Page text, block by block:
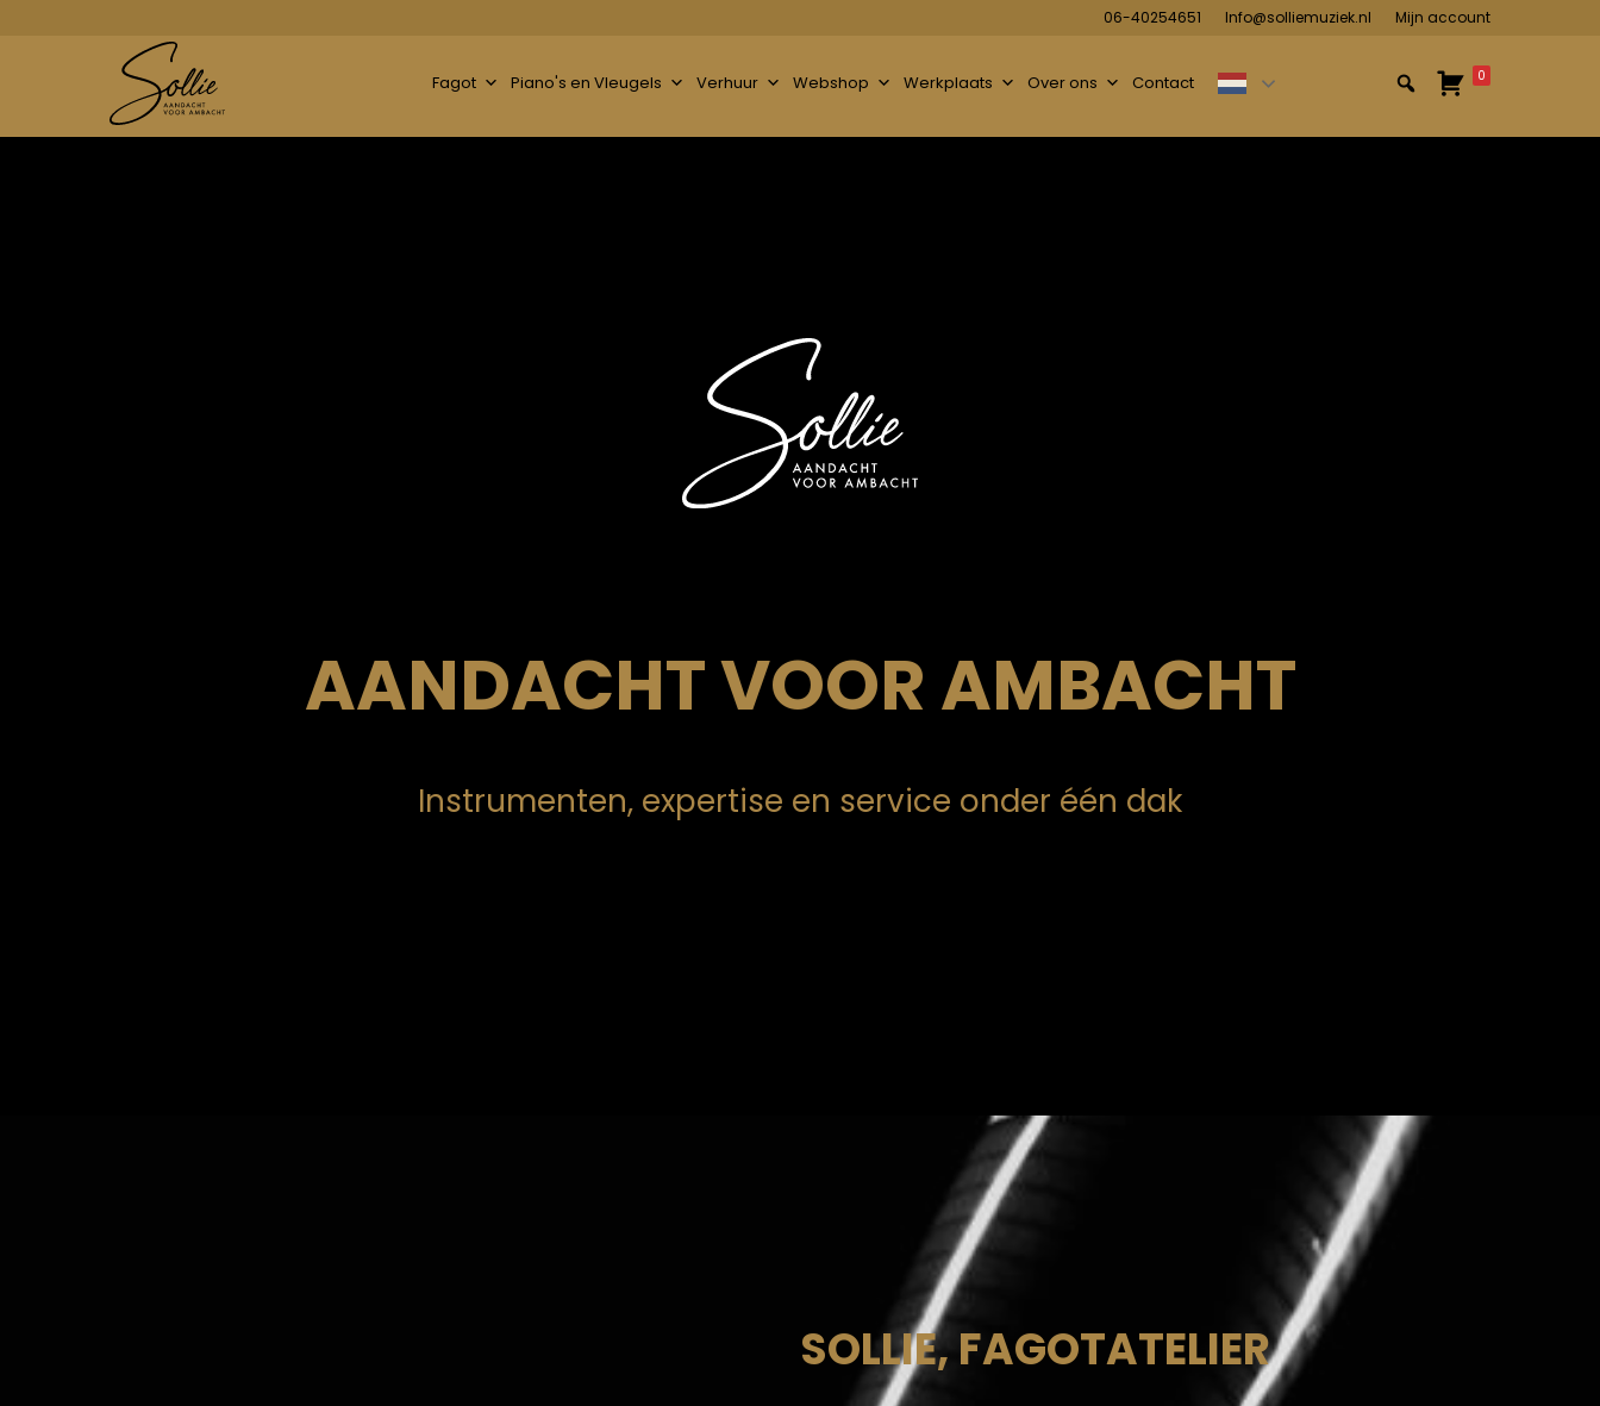
06-40254651 Info@solliemuziek.nl Mijn account
Fagot Piano's en Vleugels Verhuur Webshop Werkplaats Over ons Contact 0
AANDACHT VOOR AMBACHT
Instrumenten, expertise en service onder één dak
SOLLIE, FAGOTATELIER